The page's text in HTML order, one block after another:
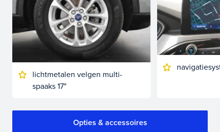
lichtmetalen velgen multi-
spaaks 17"
Opties & accessoires